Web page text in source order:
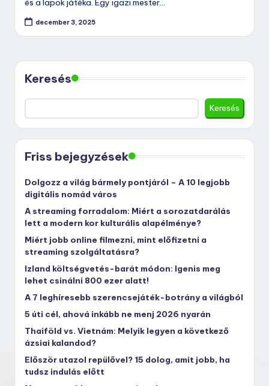
és a lapok játéka. Egy igazi mester…
december 3, 2025
Keresés
Keresés
Friss bejegyzések
Dolgozz a világ bármely pontjáról – A 10 legjobb
digitális nomád város
A streaming forradalom: Miért a sorozatdarálás
lett a modern kor kulturális alapélménye?
Miért jobb online filmezni, mint előfizetni a
streaming szolgáltatásra?
Izland költségvetés-barát módon: Igenis meg
lehet csinálni 800 ezer alatt!
A 7 leghíresebb szerencsejáték-botrány a világból
5 úti cél, ahová inkább ne menj 2026 nyarán
Thaiföld vs. Vietnám: Melyik legyen a következő
ázsiai kalandod?
Először utazol repülővel? 15 dolog, amit jobb, ha
tudsz indulás előtt